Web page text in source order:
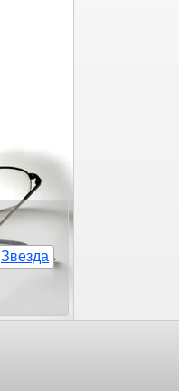
Звезда